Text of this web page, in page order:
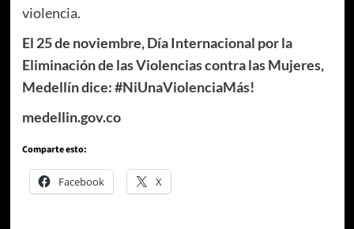
violencia.
El 25 de noviembre, Día Internacional por la
Eliminación de las Violencias contra las Mujeres,
Medellín dice: #NiUnaViolenciaMás!
medellin.gov.co
Comparte esto:
Facebook X